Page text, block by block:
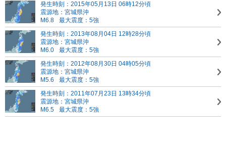
発生時刻：2015年05月13日 06時12分頃
震源地：宮城県沖
M6.8
最大震度：5強
発生時刻：2013年08月04日 12時28分頃
震源地：宮城県沖
M6.0
最大震度：5強
発生時刻：2012年08月30日 04時05分頃
震源地：宮城県沖
M5.6
最大震度：5強
発生時刻：2011年07月23日 13時34分頃
震源地：宮城県沖
M6.5
最大震度：5強